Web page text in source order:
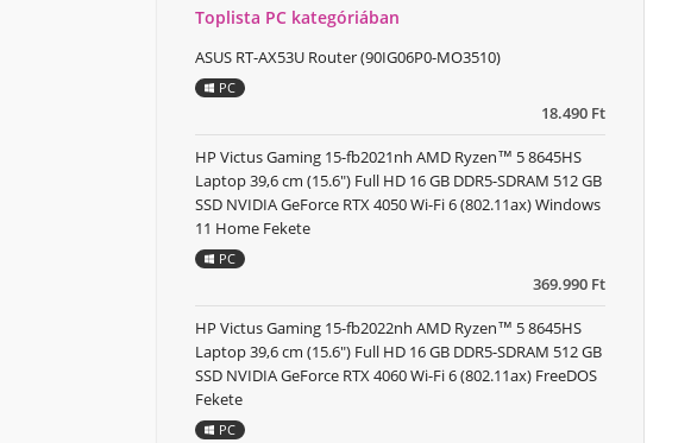
Toplista PC kategóriában
18.490 Ft
ASUS RT-AX53U Router (90IG06P0-MO3510)
PC
369.990 Ft
HP Victus Gaming 15-fb2021nh AMD Ryzen™ 5 8645HS
Laptop 39,6 cm (15.6") Full HD 16 GB DDR5-SDRAM 512 GB
SSD NVIDIA GeForce RTX 4050 Wi-Fi 6 (802.11ax) Windows
11 Home Fekete
PC
HP Victus Gaming 15-fb2022nh AMD Ryzen™ 5 8645HS
Laptop 39,6 cm (15.6") Full HD 16 GB DDR5-SDRAM 512 GB
SSD NVIDIA GeForce RTX 4060 Wi-Fi 6 (802.11ax) FreeDOS
Fekete
PC